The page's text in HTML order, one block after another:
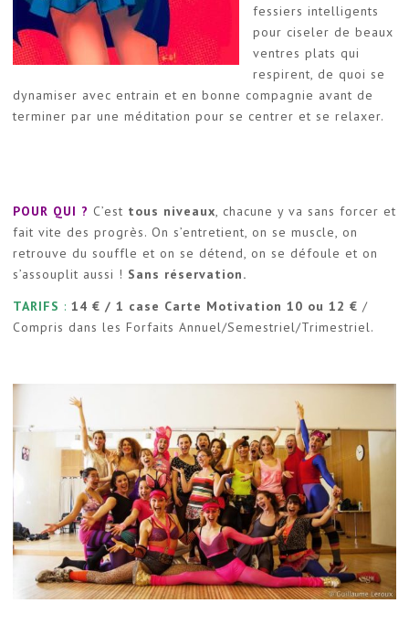
fessiers intelligents
pour ciseler de beaux
ventres plats qui
respirent, de quoi se
dynamiser avec entrain et en bonne compagnie avant de
terminer par une méditation pour se centrer et se relaxer.
POUR QUI ? C’est tous niveaux, chacune y va sans forcer et
fait vite des progrès. On s’entretient, on se muscle, on
retrouve du souffle et on se détend, on se défoule et on
s’assouplit aussi ! Sans réservation.
TARIFS : 14 € / 1 case Carte Motivation 10 ou 12 € /
Compris dans les Forfaits Annuel/Semestriel/Trimestriel.